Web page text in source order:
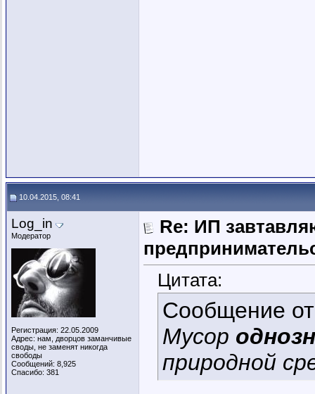
10.04.2015, 08:41
Log_in
Модератор
Регистрация: 22.05.2009
Адрес: нам, дворцов заманчивые
своды, не заменят никогда
свободы
Сообщений: 8,925
Спасибо: 381
Re: ИП
Цитата:
Сообщение
Мусор
природной